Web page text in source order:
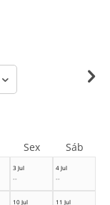
3 Jul
--
4 Jul
--
10 Jul
11 Jul
Sex Sáb